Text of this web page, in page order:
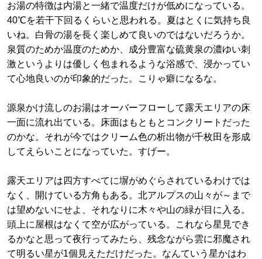
お湯の特徴は内湯と一緒で温度だけが低めになっている。
40℃を若干下回るくらいと思われる。夏はとくに気持ち良
いね。白骨の湯を長く楽しめて良いのではないだろうか。
泉質のためか温度のためか、成分豊富な硫黄泉の濃ゆい刺
激というよりは優しく包まれるような浴感で、浸かってい
て心地良いのが印象的だった。こりゃ癖になるな。
源泉かけ流しのお湯はオーバーフローして露天エリアの床
一面に流れ出ている。床面はもともとコンクリートだった
のかな。それが今ではクリーム色の析出物が千枚田を形成
してえらいことになっていた。すげー。
露天エリアは四方すべてに塀がめぐらされているわけでは
なく、開けている方角もある。北アルプスの山々が～まで
は望めないにせよ、それなりに木々や山の緑が目に入る。
頭上に屋根はなくて空が広がっている。これなら星見でき
るかなと思って夜行ってみたら、残念ながら雲に邪魔され
て明るい星が1個見えただけだった。なんていう星かはわ